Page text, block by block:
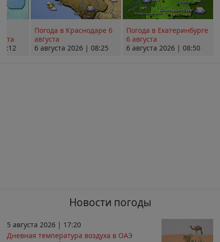
Погода в Краснодаре 6
августа
6 августа 2026 | 08:25
Погода в Екатеринбурге
6 августа
6 августа 2026 | 08:50
Новости погоды
5 августа 2026 | 17:20
Дневная температура воздуха в ОАЭ